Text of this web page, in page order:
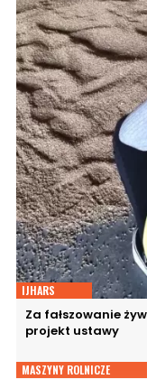
IJHARS
Za fałszowanie
projekt ustawy
MASZYNY ROLNICZE